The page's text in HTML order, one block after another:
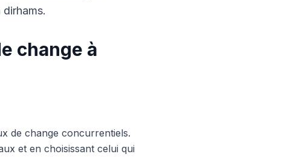
change à
de change concurrentiels.
et en choisissant celui qui